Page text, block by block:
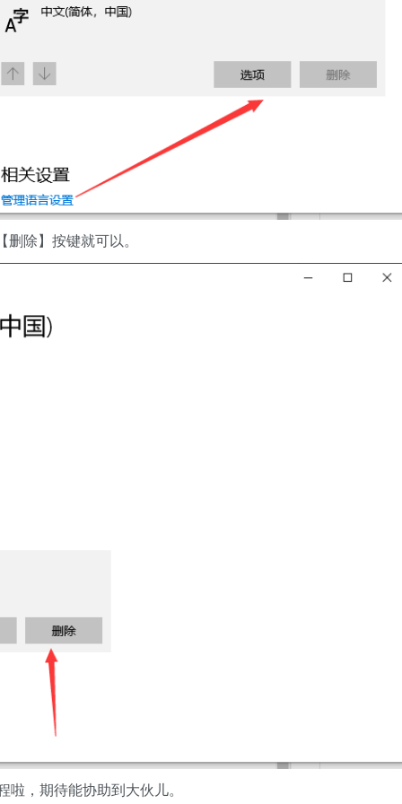
除】按键就可以。
，期待能协助到大伙儿。